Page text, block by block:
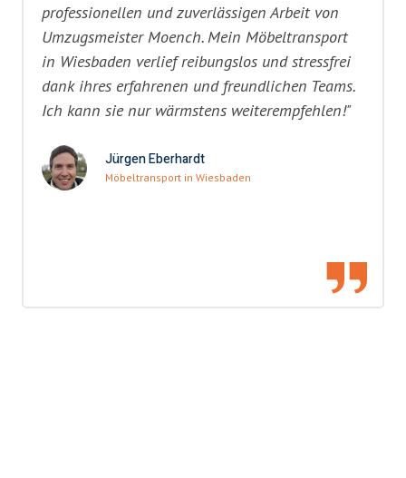
professionellen und zuverlässigen Arbeit von
Umzugsmeister Moench. Mein Möbeltransport
in Wiesbaden verlief reibungslos und stressfrei
dank ihres erfahrenen und freundlichen Teams.
Ich kann sie nur wärmstens weiterempfehlen!"
Jürgen Eberhardt
Möbeltransport in Wiesbaden